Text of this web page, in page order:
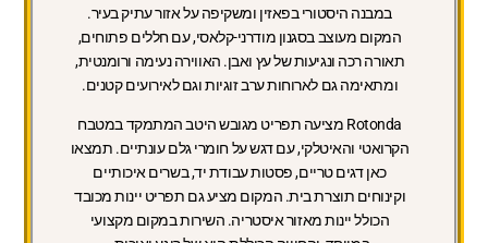
במבנה היסטורי בפאזין ומשקיפה על אזור עתיק בעיר.
המקום מעוצב בסגנון מודרני-קלאסי, עם חללים פתוחים,
תאורה רכה ונגיעות של עץ ואבן. האווירה נעימה ורומנטית,
ומתאימה גם לארוחות ערב זוגיות וגם לאירועים קטנים.
Rotonda מציעה תפריט מגובש היטב המתמקד במטבח
הקרואטי והאיטלקי, עם דגש על חומרי גלם עונתיים. תמצאו
כאן דגים טריים, פסטות עבודת יד, בשרים איכותיים
וקינוחים תוצרת בית. המקום מציע גם תפריט יינות מכובד
הכולל יינות מאזור איסטריה. השירות במקום מקצועי